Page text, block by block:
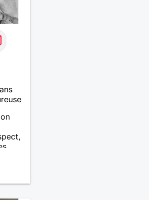
ni à